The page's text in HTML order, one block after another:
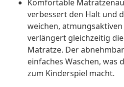
Komfortable
verbessert den Halt und
weichen,
verlängert gleichzeitig
Matratze. Der
einfaches Waschen, was
zum Kinderspiel macht.